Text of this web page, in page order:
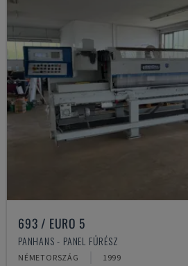
693 / EURO 5
PANHANS - PANEL FŰRÉSZ
NÉMETORSZÁG 1999